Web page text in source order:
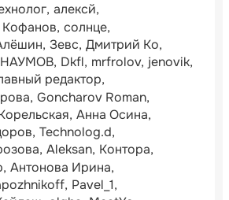
алексй
солнце
Зевс Дмитрий Ко
Dkfl mrfrolov jenovik
редактор
Goncharov Roman
Анна Осина
Technolog.d
Aleksan Контора
Антонова Ирина
Pavel_1